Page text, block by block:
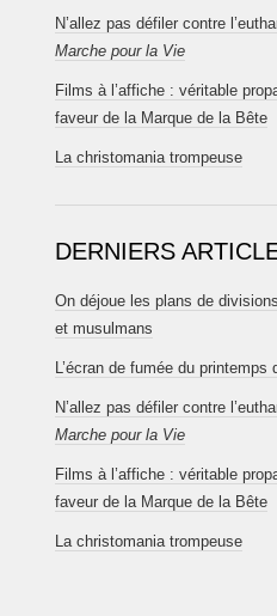
N’allez pas défiler contre
Marche pour la Vie
Films à l’affiche : véritable
faveur de la Marque de la Bête
La christomania trompeuse
DERNIERS
On déjoue les plans de
et musulmans
L’écran de fumée du printemps
N’allez pas défiler contre
Marche pour la Vie
Films à l’affiche : véritable
faveur de la Marque de la Bête
La christomania trompeuse